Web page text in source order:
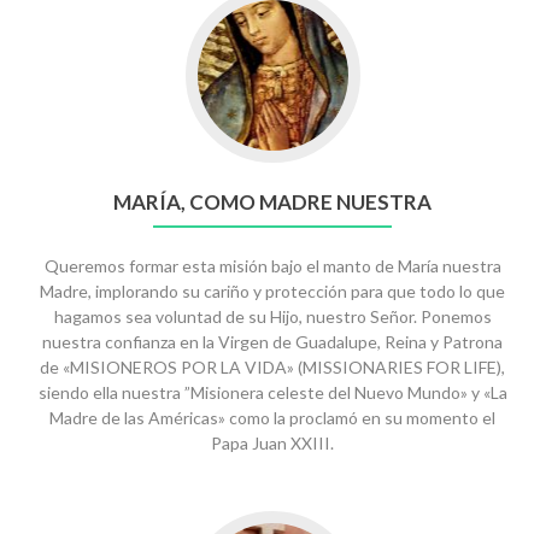
Go
to
MARÍA,
COMO
MADRE
NUESTRA
MARÍA, COMO MADRE NUESTRA
Queremos formar esta misión bajo el manto de María nuestra
Madre, implorando su cariño y protección para que todo lo que
hagamos sea voluntad de su Hijo, nuestro Señor. Ponemos
nuestra confianza en la Virgen de Guadalupe, Reina y Patrona
de «MISIONEROS POR LA VIDA» (MISSIONARIES FOR LIFE),
siendo ella nuestra ”Misionera celeste del Nuevo Mundo» y «La
Madre de las Américas» como la proclamó en su momento el
Papa Juan XXIII.